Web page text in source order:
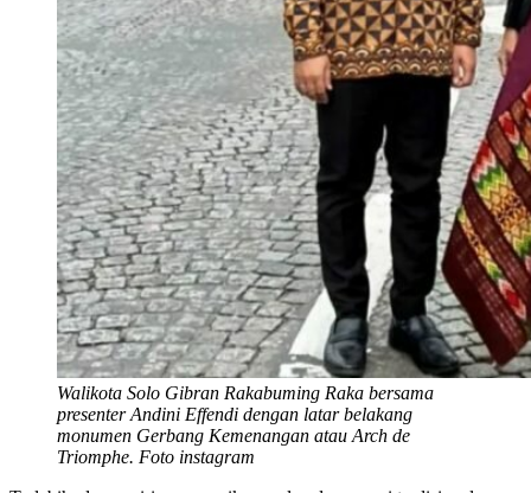
Walikota Solo Gibran Rakabuming Raka bersama
presenter Andini Effendi dengan latar belakang
monumen Gerbang Kemenangan atau Arch de
Triomphe. Foto instagram